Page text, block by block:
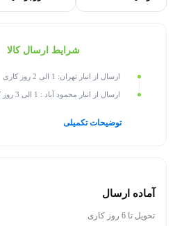
شرایط ارسال کالا
ارسال از انبار تهران: 1 الی 2 روز کاری
ارسال از انبار محمود آباد : 1 الی 3 روز کاری
توضیحات تکمیلی
آماده ارسال
تحویل تا 6 روز کاری